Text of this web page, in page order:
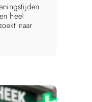
heel
naar